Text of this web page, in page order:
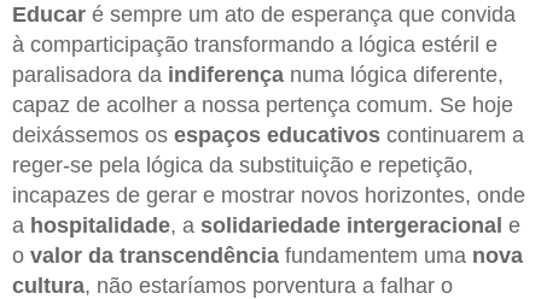
Educar é sempre um ato de esperança que convida
à comparticipação transformando a lógica estéril e
paralisadora da indiferença numa lógica diferente,
capaz de acolher a nossa pertença comum. Se hoje
deixássemos os espaços educativos continuarem a
reger-se pela lógica da substituição e repetição,
incapazes de gerar e mostrar novos horizontes, onde
a hospitalidade, a solidariedade intergeracional e
o valor da transcendência fundamentem uma nova
cultura, não estaríamos porventura a falhar o